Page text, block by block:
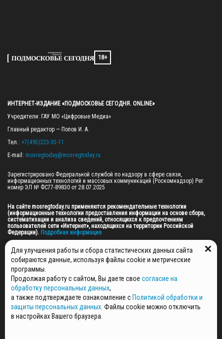
18+
ИНТЕРНЕТ-ИЗДАНИЕ «ПОДМОСКОВЬЕ СЕГОДНЯ. ONLINE»
Учредители: ГАУ МО «Цифровые Медиа»
Главный редактор — Попов И. А.
Тел.: +7(495)223-35-11
E-mail: mosregtoday@mosregtoday.ru
Зарегистрировано Федеральной службой по надзору в сфере связи,
информационных технологий и массовых коммуникаций (Роскомнадзор) Рег.
номер ЭЛ № ФС77-89830 от 28.07.2025
На сайте mosregtoday.ru применяются рекомендательные технологии
(информационные технологии предоставления информации на основе сбора,
систематизации и анализа сведений, относящихся к предпочтениям
пользователей сети «Интернет», находящихся на территории Российской
Федерации). Подробная информация
© 2026 ПРАВА НА ВСЕ МАТЕРИАЛЫ САЙТА ПРИНАДЛЕЖАТ ГАУ МО "ЦИФРОВЫЕ
МЕДИА" (ОГРН: 1255000059467).
ПОЛИТИКА ОБРАБОТКИ И ЗАЩИТЫ ПЕРСОНАЛЬНЫХ ДАННЫХ
НОВОСТИ
ГАЗЕТЫ
РЕКЛАМОДАТЕЛЯМ
Для улучшения работы и сбора статистических данных сайта
собираются данные, используя файлы cookie и метрические
программы.
Продолжая работу с сайтом, Вы даете свое согласие на
обработку персональных данных,
а также подтверждаете ознакомление с Политикой обработки и
защиты персональных данных . Файлы cookie можно отключить
в настройках Вашего браузера.